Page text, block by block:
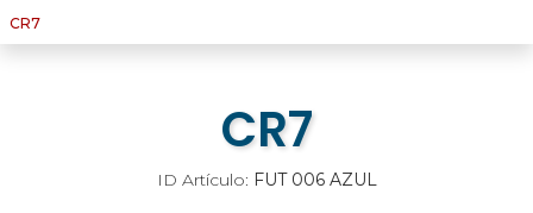
CR7
CR7
ID Artículo: FUT 006 AZUL